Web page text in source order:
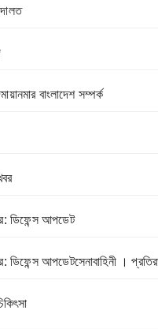
বাংলাদেশ সম্পর্ক
ডিফেন্স আপডেট
ডিফেন্স আপডেটসেনাবাহিনী ।